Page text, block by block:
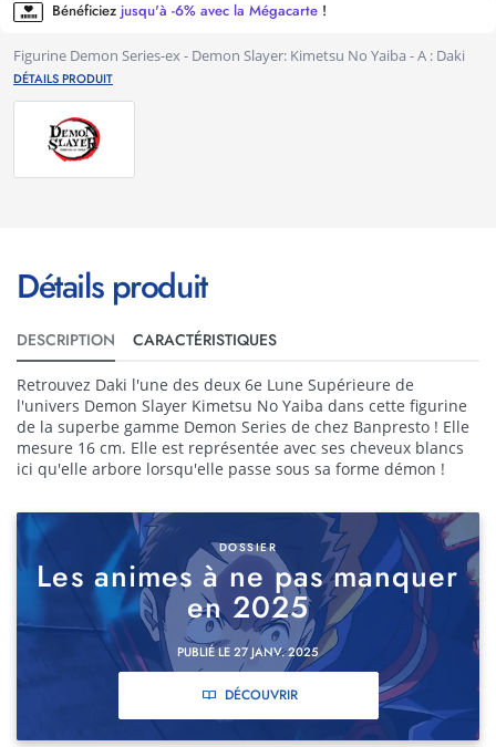
Bénéficiez jusqu'à -6% avec la Mégacarte !
Figurine Demon Series-ex - Demon Slayer: Kimetsu No Yaiba - A : Daki
DÉTAILS PRODUIT
Détails produit
DESCRIPTION CARACTÉRISTIQUES
Retrouvez Daki l'une des deux 6e Lune Supérieure de
l'univers Demon Slayer Kimetsu No Yaiba dans cette figurine
de la superbe gamme Demon Series de chez Banpresto ! Elle
mesure 16 cm. Elle est représentée avec ses cheveux blancs
ici qu'elle arbore lorsqu'elle passe sous sa forme démon !
DOSSIER
Les animes à ne pas manquer
en 2025
PUBLIÉ LE 27 JANV. 2025
DÉCOUVRIR